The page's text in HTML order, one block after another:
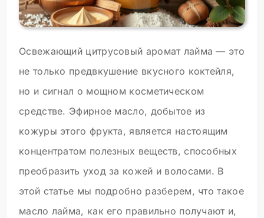
Освежающий цитрусовый аромат лайма — это
не только предвкушение вкусного коктейля,
но и сигнал о мощном косметическом
средстве. Эфирное масло, добытое из
кожуры этого фрукта, является настоящим
концентратом полезных веществ, способных
преобразить уход за кожей и волосами. В
этой статье мы подробно разберем, что такое
масло лайма, как его правильно получают и,